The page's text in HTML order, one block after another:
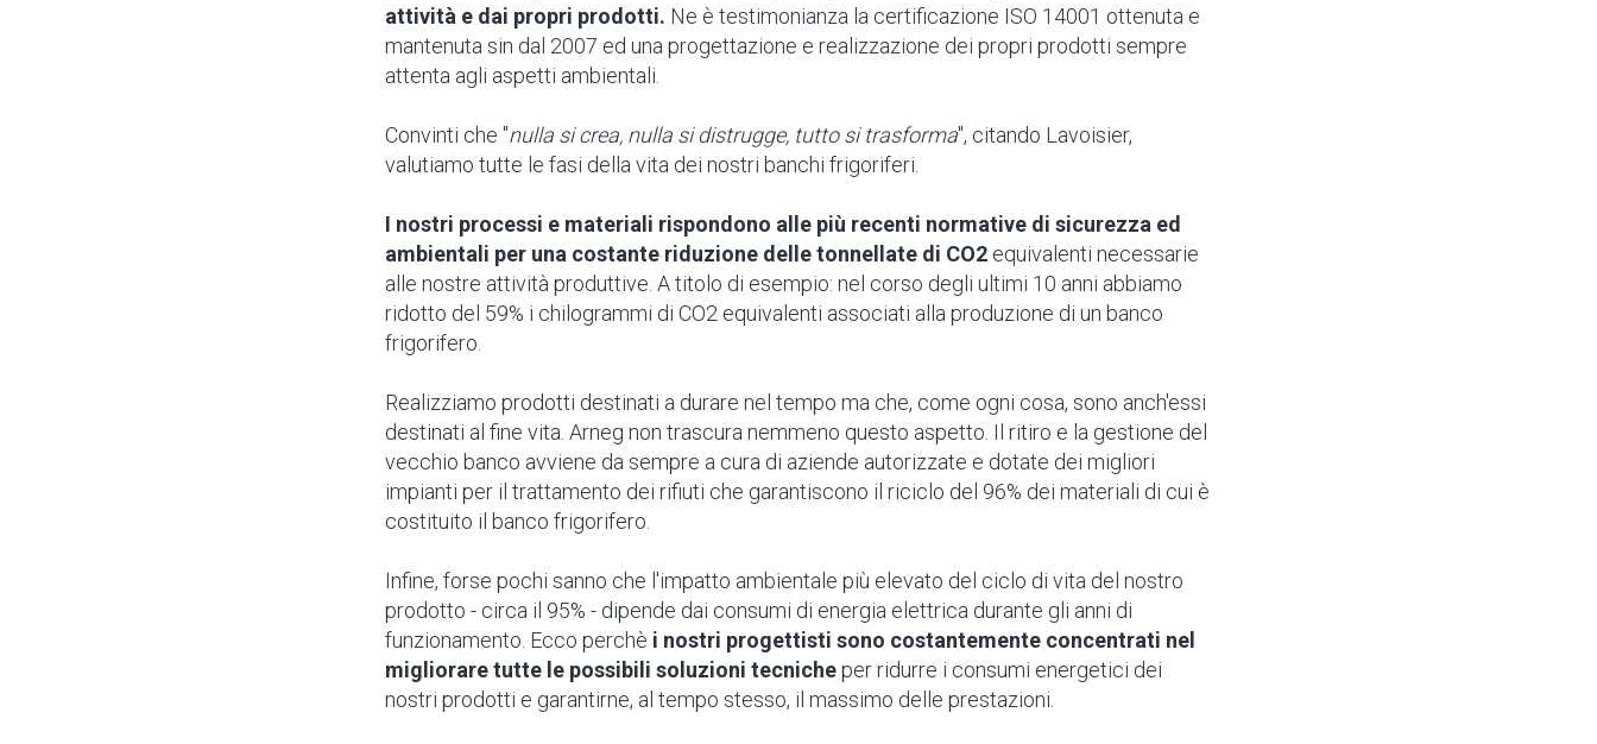
attività e dai propri prodotti. Ne è testimonianza la certificazione ISO 14001 ottenuta e
mantenuta sin dal 2007 ed una progettazione e realizzazione dei propri prodotti sempre
attenta agli aspetti ambientali.
Convinti che "nulla si crea, nulla si distrugge, tutto si trasforma", citando Lavoisier,
valutiamo tutte le fasi della vita dei nostri banchi frigoriferi.
I nostri processi e materiali rispondono alle più recenti normative di sicurezza ed
ambientali per una costante riduzione delle tonnellate di CO2 equivalenti necessarie
alle nostre attività produttive. A titolo di esempio: nel corso degli ultimi 10 anni abbiamo
ridotto del 59% i chilogrammi di CO2 equivalenti associati alla produzione di un banco
frigorifero.
Realizziamo prodotti destinati a durare nel tempo ma che, come ogni cosa, sono anch'essi
destinati al fine vita. Arneg non trascura nemmeno questo aspetto. Il ritiro e la gestione del
vecchio banco avviene da sempre a cura di aziende autorizzate e dotate dei migliori
impianti per il trattamento dei rifiuti che garantiscono il riciclo del 96% dei materiali di cui è
costituito il banco frigorifero.
Infine, forse pochi sanno che l'impatto ambientale più elevato del ciclo di vita del nostro
prodotto - circa il 95% - dipende dai consumi di energia elettrica durante gli anni di
funzionamento. Ecco perchè i nostri progettisti sono costantemente concentrati nel
migliorare tutte le possibili soluzioni tecnicheper ridurre i consumi energetici dei
nostri prodotti e garantirne, al tempo stesso, il massimo delle prestazioni.